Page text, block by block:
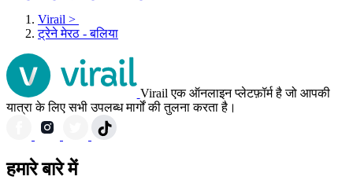
Virail >
ट्रेने मेरठ - बलिया
Virail एक ऑनलाइन प्लेटफ़ॉर्म है जो आपकी
यात्रा के लिए सभी उपलब्ध मार्गों की तुलना करता है।
हमारे बारे में